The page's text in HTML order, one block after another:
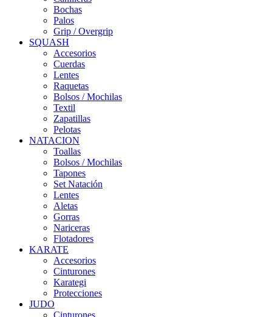
Bochas
Palos
Grip / Overgrip
SQUASH
Accesorios
Cuerdas
Lentes
Raquetas
Bolsos / Mochilas
Textil
Zapatillas
Pelotas
NATACION
Toallas
Bolsos / Mochilas
Tapones
Set Natación
Lentes
Aletas
Gorras
Nariceras
Flotadores
KARATE
Accesorios
Cinturones
Karategi
Protecciones
JUDO